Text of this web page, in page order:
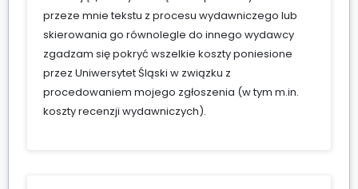
przeze mnie tekstu z procesu wydawniczego lub
skierowania go równolegle do innego wydawcy
zgadzam się pokryć wszelkie koszty poniesione
przez Uniwersytet Śląski w związku z
procedowaniem mojego zgłoszenia (w tym m.in.
koszty recenzji wydawniczych).